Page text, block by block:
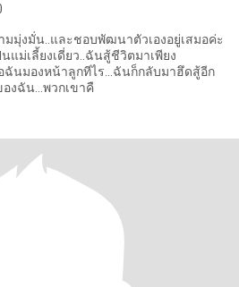
มมุ่งมั่น..และชอบพัฒนาตัวเองอยู่เสมอค่ะ
แม่เลี้ยงเดี่ยว..ฉันสู้ชีวิตมาเพียง
ฉันมองหน้าลูกทีไร...ฉันก็กลับมาฮึดสู้อีก
งฉัน...พวกเขาคื